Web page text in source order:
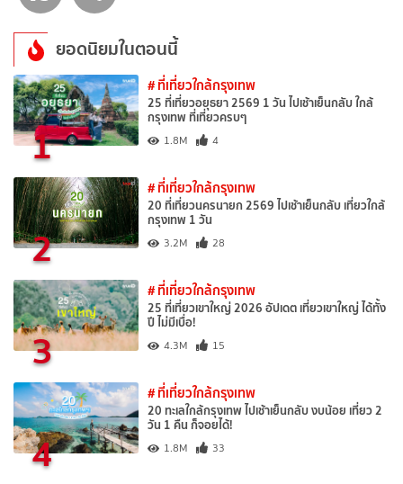
ยอดนิยมในตอนนี้
1
# ที่เที่ยวใกล้กรุงเทพ
25 ที่เที่ยวอยุธยา 2569 1 วัน ไปเช้าเย็นกลับ ใกล้
กรุงเทพ ที่เที่ยวครบๆ
1.8M 4
2
# ที่เที่ยวใกล้กรุงเทพ
20 ที่เที่ยวนครนายก 2569 ไปเช้าเย็นกลับ เที่ยวใกล้
กรุงเทพ 1 วัน
3.2M 28
3
# ที่เที่ยวใกล้กรุงเทพ
25 ที่เที่ยวเขาใหญ่ 2026 อัปเดต เที่ยวเขาใหญ่ ได้ทั้ง
ปี ไม่มีเบื่อ!
4.3M 15
4
# ที่เที่ยวใกล้กรุงเทพ
20 ทะเลใกล้กรุงเทพ ไปเช้าเย็นกลับ งบน้อย เที่ยว 2
วัน 1 คืน ก็จอยได้!
1.8M 33